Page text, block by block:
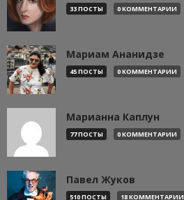
33 ПОСТЫ 0 КОММЕНТАРИИ
Мариам Ананидзе
45 ПОСТЫ 0 КОММЕНТАРИИ
Марианна Каплун
77 ПОСТЫ 0 КОММЕНТАРИИ
Павел Жуков
510 ПОСТЫ 18 КОММЕНТАРИИ